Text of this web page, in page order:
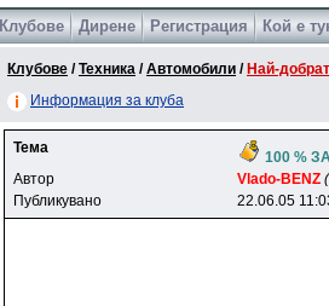
Games
Клубове Дирене Регистрация Кой е
Клубове /Техника /Автомобили / Най-
Информация за клуба
Тема
100 %
Автор
Vlado-BENZ
Публикувано
22.06.05